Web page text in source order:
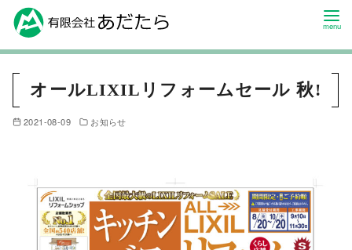
オールLIXILリフォームセール 秋!
2021-08-09 お知らせ